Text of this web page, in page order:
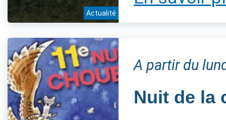
Actualité
A partir du
Nuit de la